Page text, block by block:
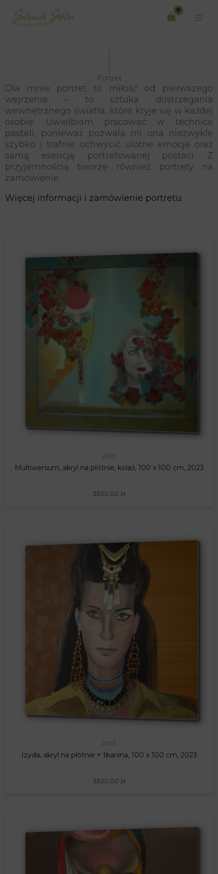
Portret
Dla mnie portret to miłość od pierwszego
wejrzenia – to sztuka dostrzegania
wewnętrznego światła, które kryje się w każdej
osobie. Uwielbiam pracować w technice
pasteli, ponieważ pozwala mi ona niezwykle
szybko i trafnie uchwycić ulotne emocje oraz
samą esencję portretowanej postaci. Z
przyjemnością tworzę również portrety na
zamówienie.
Więcej informacji i zamówienie portretu.
2023
Multiwersum, akryl na płótnie, kolaż, 100 x 100 cm, 2023
3300,00 zł
2023
Izyda, akryl na płótnie + tkanina, 100 x 100 cm, 2023
3300,00 zł